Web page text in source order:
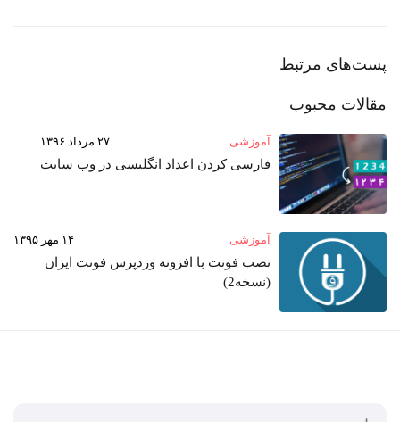
پست‌های مرتبط
مقالات محبوب
آموزشی ۲۷ مرداد ۱۳۹۶
فارسی کردن اعداد انگلیسی در وب‌ سایت
آموزشی ۱۴ مهر ۱۳۹۵
نصب فونت با افزونه وردپرس فونت ایران
(نسخه2)